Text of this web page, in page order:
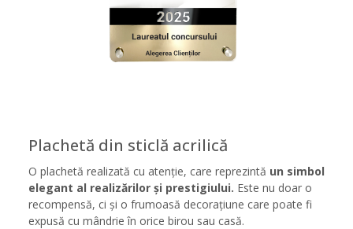
Plachetă din sticlă acrilică
O plachetă realizată cu atenție, care reprezintă un simbol
elegant al realizărilor și prestigiului. Este nu doar o
recompensă, ci și o frumoasă decorațiune care poate fi
expusă cu mândrie în orice birou sau casă.